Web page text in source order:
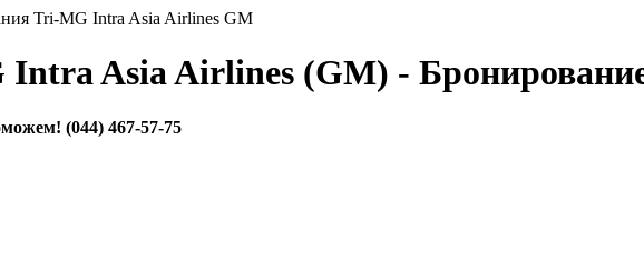
Tri-MG Intra Asia Airlines GM
Asia Airlines (GM) -
(044) 467-57-75